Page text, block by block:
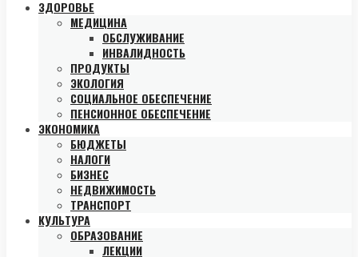
ЗДОРОВЬЕ
МЕДИЦИНА
ОБСЛУЖИВАНИЕ
ИНВАЛИДНОСТЬ
ПРОДУКТЫ
ЭКОЛОГИЯ
СОЦИАЛЬНОЕ ОБЕСПЕЧЕНИЕ
ПЕНСИОННОЕ ОБЕСПЕЧЕНИЕ
ЭКОНОМИКА
БЮДЖЕТЫ
НАЛОГИ
БИЗНЕС
НЕДВИЖИМОСТЬ
ТРАНСПОРТ
КУЛЬТУРА
ОБРАЗОВАНИЕ
ЛЕКЦИИ